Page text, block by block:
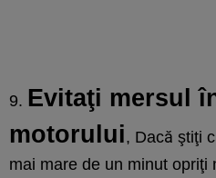
9. Evitaţi mersul
motorului, Dacă ştiţi
mai mare de un minut opriţi